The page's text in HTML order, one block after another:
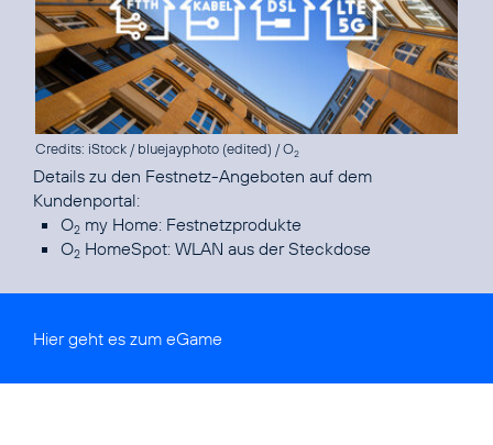
Credits: iStock / bluejayphoto (edited) / O2
Details zu den Festnetz-Angeboten auf dem
O2 my Home: Festnetzprodukte
O2 HomeSpot: WLAN aus der Steckdose
Hier geht es zum eGame